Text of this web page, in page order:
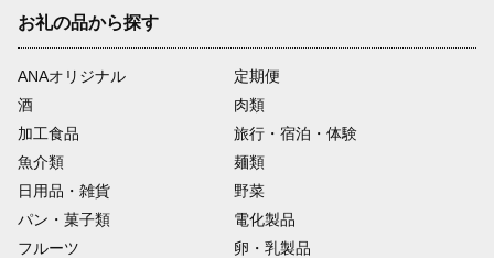
お礼の品から探す
ANAオリジナル
定期便
酒
肉類
加工食品
旅行・宿泊・体験
魚介類
麺類
日用品・雑貨
野菜
パン・菓子類
電化製品
フルーツ
卵・乳製品